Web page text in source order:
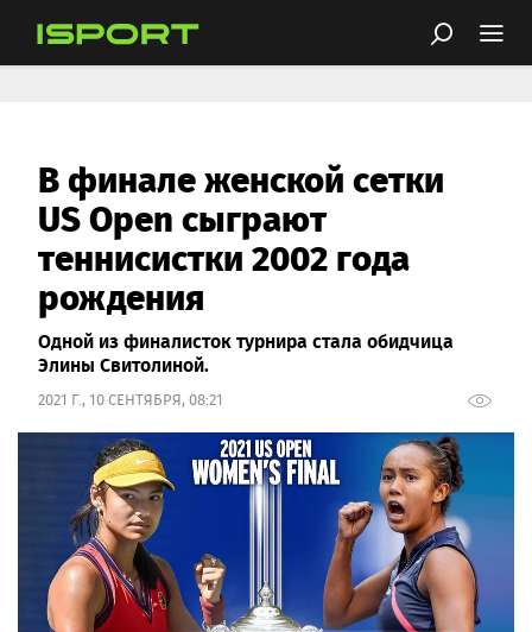
В финале женской сетки
US Open сыграют
теннисистки 2002 года
рождения
Одной из финалисток турнира стала обидчица
Элины Свитолиной.
2021 Г., 10 СЕНТЯБРЯ, 08:21